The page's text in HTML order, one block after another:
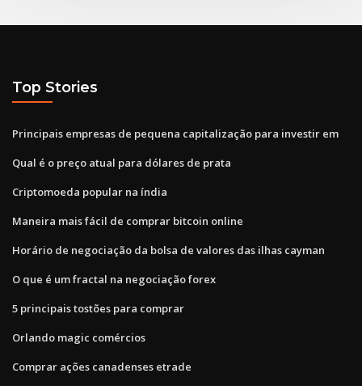
Top Stories
Principais empresas de pequena capitalização para investir em
Qual é o preço atual para dólares de prata
Criptomoeda popular na índia
Maneira mais fácil de comprar bitcoin online
Horário de negociação da bolsa de valores das ilhas cayman
O que é um fractal na negociação forex
5 principais tostões para comprar
Orlando magic comércios
Comprar ações canadenses etrade